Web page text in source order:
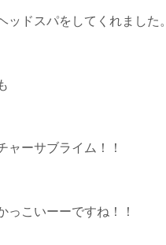
ッドスパをしてくれました。
ャーサブライム！！
っこいーーですね！！